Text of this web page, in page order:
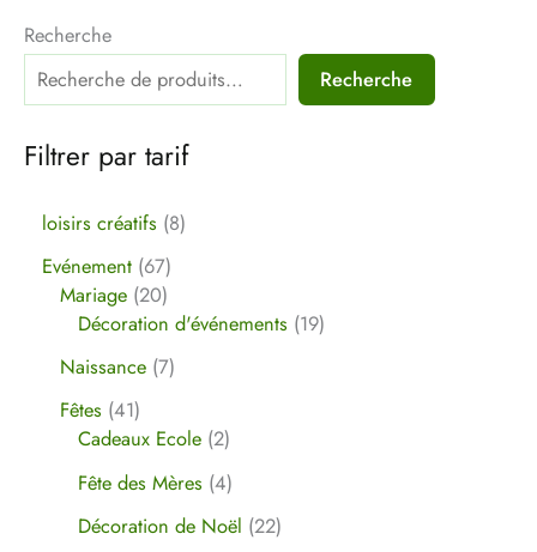
Recherche
Recherche
Filtrer par tarif
loisirs créatifs 8
Evénement 67
Mariage 20
Décoration d'événements 19
Naissance 7
Fêtes 41
Cadeaux Ecole 2
Fête des Mères 4
Décoration de Noël 22